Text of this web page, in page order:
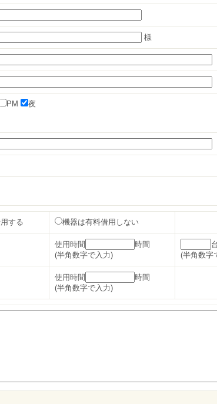
様
PM 夜
する 機器は有料借用しない
使用時間
時間
(半角数字で入力)
(半角数字
使用時間
時間
(半角数字で入力)